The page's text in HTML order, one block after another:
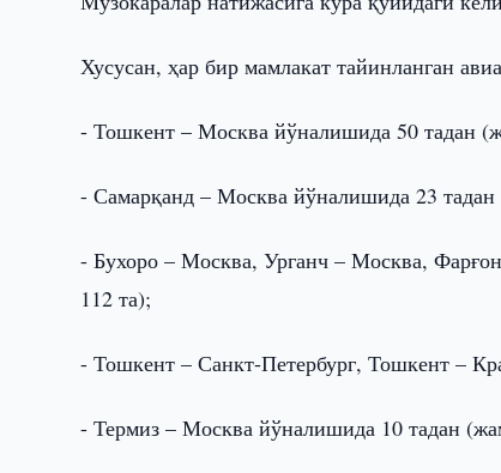
Хусусан, ҳар бир мамлакат тайинланган
- Тошкент – Москва йўналишида 50 тадан
- Самарқанд – Москва йўналишида 23
- Бухоро – Москва, Урганч – Москва,
112 та);
- Тошкент – Санкт-Петербург, Тошкент –
- Термиз – Москва йўналишида 10 тадан